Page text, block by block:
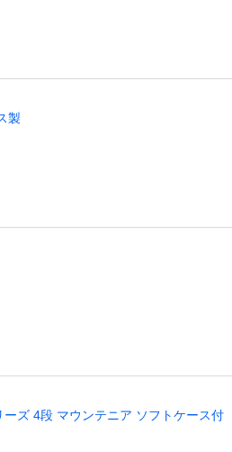
製
ズ 4段 マウンテニア ソフトケース付